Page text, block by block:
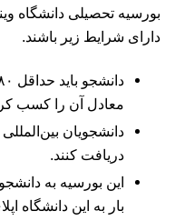
بورسیه تحصیلی دانشگاه
دارای شرایط زیر باشند.
معادل آن را کسب
دانشجویان
دریافت کنند.
این بورسیه به
بار به این دانشگاه